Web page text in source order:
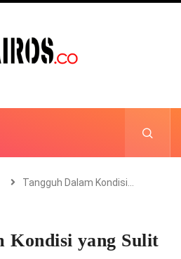
Tangguh Dalam Kondisi…
Kondisi yang Sulit